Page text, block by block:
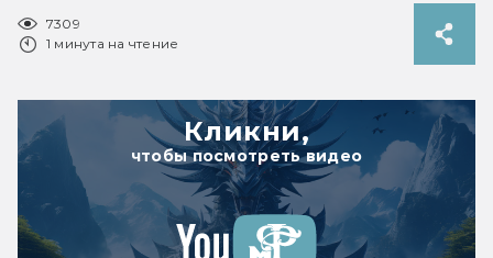
7309
1 минута на чтение
Кликни,
чтобы посмотреть видео